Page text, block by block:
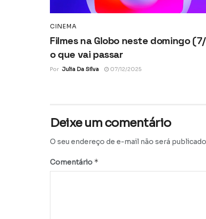
CINEMA
Filmes na Globo neste domingo
o que vai passar
Por Julia Da Silva 07/12/2025
Deixe um comentário
O seu endereço de e-mail não será
Comentário *